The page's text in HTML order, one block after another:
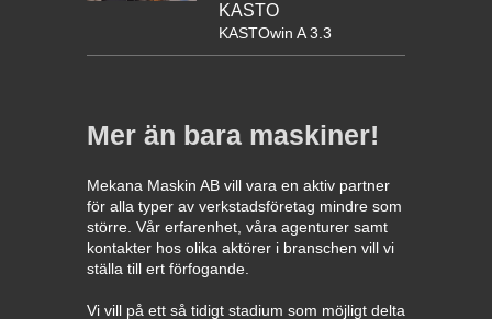
KASTO
KASTOwin A 3.3
Mer än bara maskiner!
Mekana Maskin AB vill vara en aktiv partner
för alla typer av verkstadsföretag mindre som
större. Vår erfarenhet, våra agenturer samt
kontakter hos olika aktörer i branschen vill vi
ställa till ert förfogande.
Vi vill på ett så tidigt stadium som möjligt delta